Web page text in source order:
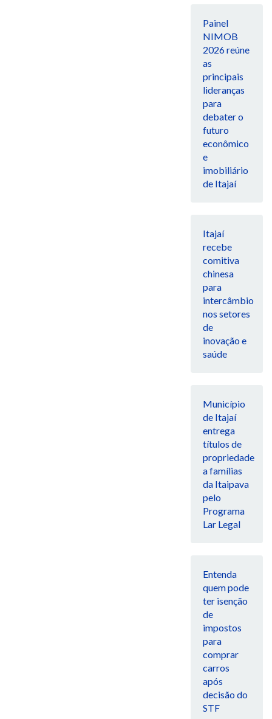
Painel
NIMOB
2026 reúne
as
principais
lideranças
para
debater o
futuro
econômico
e
imobiliário
de Itajaí
Itajaí
recebe
comitiva
chinesa
para
intercâmbio
nos setores
de
inovação e
saúde
Município
de Itajaí
entrega
títulos de
propriedade
a famílias
da Itaipava
pelo
Programa
Lar Legal
Entenda
quem pode
ter isenção
de
impostos
para
comprar
carros
após
decisão do
STF